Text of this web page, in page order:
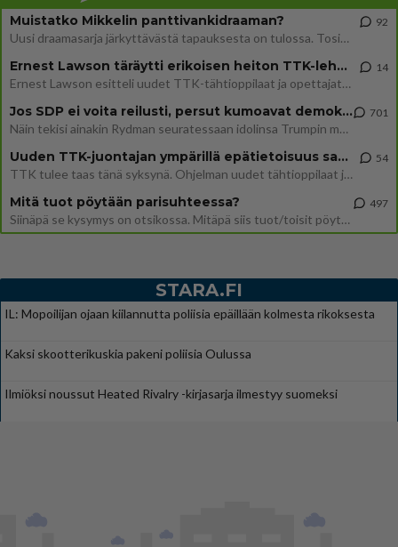
Muistatko Mikkelin panttivankidraaman?
Uusi draamasarja järkyttävästä tapauksesta on tulossa. Tositapahtumiin perustuva sarja ammentaa vuoden 1986 Mikkelin pan
92
Ernest Lawson täräytti erikoisen heiton TTK-lehdistötilaisuudessa: " Onko tässä tarkoituksena...?"
Ernest Lawson esitteli uudet TTK-tähtioppilaat ja opettajat torstaina 6.8. lehdistölle. Tulevalla kaudella on yksi hausk
14
Jos SDP ei voita reilusti, persut kumoavat demokratian Suomesta
Näin tekisi ainakin Rydman seuratessaan idolinsa Trumpin mallia https://www.is.fi/politiikka/art-2000012187244.html
701
Uuden TTK-juontajan ympärillä epätietoisuus sakenee - Nyt MTV hämmentää soppaa
TTK tulee taas tänä syksynä. Ohjelman uudet tähtioppilaat julkistetaan torstaina 6. elokuuta klo 14 alkavassa lehdistö
54
Mitä tuot pöytään parisuhteessa?
Siinäpä se kysymys on otsikossa. Mitäpä siis tuot/toisit pöytään parisuhteessa? Oletko mies vai nainen? Koetko sen mitä
497
STARA.FI
IL: Mopoilijan ojaan kiilannutta poliisia epäillään kolmesta rikoksesta
Kaksi skootterikuskia pakeni poliisia Oulussa
Ilmiöksi noussut Heated Rivalry -kirjasarja ilmestyy suomeksi